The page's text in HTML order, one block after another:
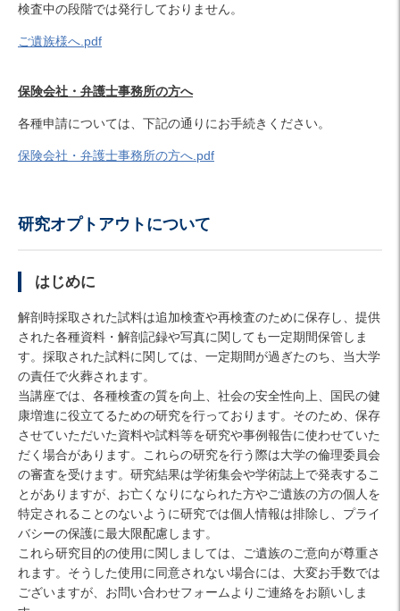
検査中の段階では発行しておりません。
ご遺族様へ.pdf
保険会社・弁護士事務所の方へ
各種申請については、下記の通りにお手続きください。
保険会社・弁護士事務所の方へ.pdf
研究オプトアウトについて
はじめに
解剖時採取された試料は追加検査や再検査のために保存し、提供
された各種資料・解剖記録や写真に関しても一定期間保管しま
す。採取された試料に関しては、一定期間が過ぎたのち、当大学
の責任で火葬されます。
当講座では、各種検査の質を向上、社会の安全性向上、国民の健
康増進に役立てるための研究を行っております。そのため、保存
させていただいた資料や試料等を研究や事例報告に使わせていた
だく場合があります。これらの研究を行う際は大学の倫理委員会
の審査を受けます。研究結果は学術集会や学術誌上で発表するこ
とがありますが、お亡くなりになられた方やご遺族の方の個人を
特定されることのないように研究では個人情報は排除し、プライ
バシーの保護に最大限配慮します。
これら研究目的の使用に関しましては、ご遺族のご意向が尊重さ
れます。そうした使用に同意されない場合には、大変お手数では
ございますが、お問い合わせフォームよりご連絡をお願いしま